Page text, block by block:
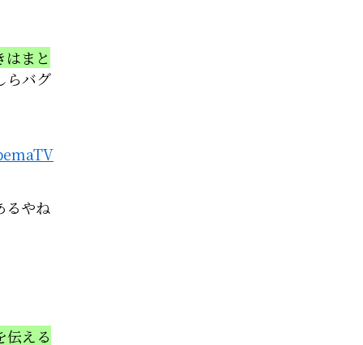
はまと
らバグ
るやね
伝える